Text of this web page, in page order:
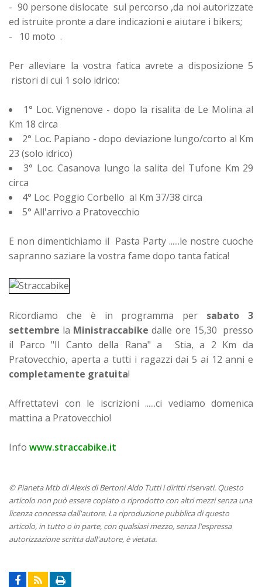
- 90 persone dislocate sul percorso ,da noi autorizzate
ed istruite pronte a dare indicazioni e aiutare i bikers;
- 10 moto .
Per alleviare la vostra fatica avrete a disposizione 5
ristori di cui 1 solo idrico:
1° Loc. Vignenove - dopo la risalita de Le Molina al
Km 18 circa
2° Loc. Papiano - dopo deviazione lungo/corto al Km
23 (solo idrico)
3° Loc. Casanova lungo la salita del Tufone Km 29
circa
4° Loc. Poggio Corbello al Km 37/38 circa
5° All'arrivo a Pratovecchio
E non dimentichiamo il Pasta Party ......le nostre cuoche
sapranno saziare la vostra fame dopo tanta fatica!
Ricordiamo che è in programma per sabato 3
settembre la Ministraccabike dalle ore 15,30 presso
il Parco "Il Canto della Rana" a Stia, a 2 Km da
Pratovecchio, aperta a tutti i ragazzi dai 5 ai 12 anni e
completamente gratuita!
Affrettatevi con le iscrizioni ......ci vediamo domenica
mattina a Pratovecchio!
Info www.straccabike.it
© Pianeta Mtb di Alexis di Bertoni Aldo Tutti i diritti riservati. Questo
articolo non può essere copiato o riprodotto con altri mezzi senza una
licenza concessa dall'autore. La riproduzione pubblica di questo
articolo, in tutto o in parte, con qualsiasi mezzo, senza l'espressa
autorizzazione scritta dall'autore, è vietata.